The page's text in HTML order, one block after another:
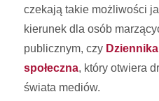
czekają takie możliwości
kierunek dla osób
publicznym, czy
społeczna, który otwiera
świata mediów.